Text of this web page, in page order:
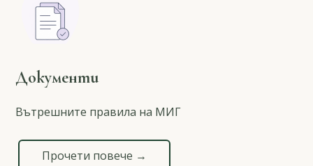
Документи
Вътрешните правила на МИГ
Прочети повече →